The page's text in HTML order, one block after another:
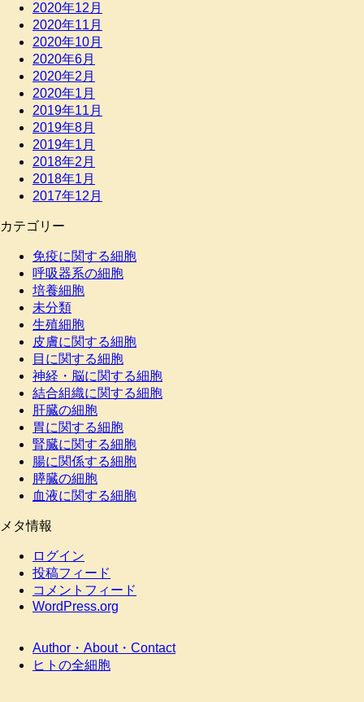
2020年12月
2020年11月
2020年10月
2020年6月
2020年2月
2020年1月
2019年11月
2019年8月
2019年1月
2018年2月
2018年1月
2017年12月
カテゴリー
免疫に関する細胞
呼吸器系の細胞
培養細胞
未分類
生殖細胞
皮膚に関する細胞
目に関する細胞
神経・脳に関する細胞
結合組織に関する細胞
肝臓の細胞
胃に関する細胞
腎臓に関する細胞
腸に関係する細胞
膵臓の細胞
血液に関する細胞
メタ情報
ログイン
投稿フィード
コメントフィード
WordPress.org
Author・About・Contact
ヒトの全細胞